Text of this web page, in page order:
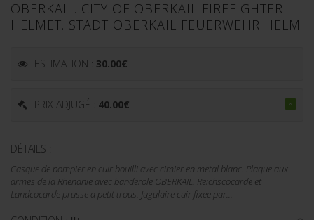
OBERKAIL. CITY OF OBERKAIL FIREFIGHTER
HELMET. STADT OBERKAIL FEUERWEHR HELM
ESTIMATION : 30.00€
PRIX ADJUGÉ : 40.00€
DÉTAILS :
Casque de pompier en cuir bouilli avec cimier en metal blanc. Plaque aux
armes de la Rhenanie avec banderole OBERKAIL. Reichscocarde et
Landcocarde prusse a petit trous. Jugulaire cuir fixee par...